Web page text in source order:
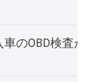
のOBD検査が